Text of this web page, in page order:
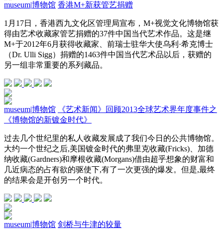
museum|博物馆 香港M+新获管艺捐赠
1月17日，香港西九文化区管理局宣布，M+视觉文化博物馆获
得由艺术收藏家管艺捐赠的37件中国当代艺术作品。这是继
M+于2012年6月获得收藏家、前瑞士驻华大使乌利·希克博士
（Dr. Ulli Sigg）捐赠的1463件中国当代艺术品以后，获赠的
另一组非常重要的系列藏品。
museum|博物馆
《艺术新闻》回顾2013全球艺术界年度事件之
《博物馆的新镀金时代》
过去几个世纪里的私人收藏发展成了我们今日的公共博物馆。
大约一个世纪之后,美国镀金时代的弗里克收藏(Fricks)、加德
纳收藏(Gardners)和摩根收藏(Morgans)借由超乎想象的财富和
几近病态的占有欲的驱使下,有了一次更强的爆发。但是,最终
的结果会是开创另一个时代。
museum|博物馆 剑桥与牛津的较量